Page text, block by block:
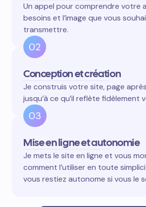
Un appel pour comprendre votre
besoins et l’image que vous
transmettre.
02
Conception et création
Je construis votre site, page
jusqu’à ce qu’il reflète fidèlement
03
Mise en ligne et autonomie
Je mets le site en ligne et vous
comment l’utiliser en toute
vous restiez autonome si vous le